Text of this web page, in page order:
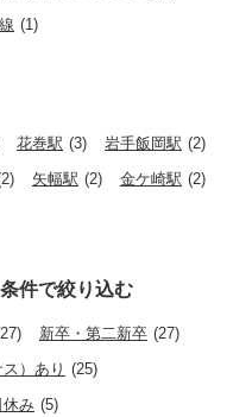
(1)
花巻駅 (3) 岩手飯岡駅 (2)
矢幅駅 (2) 金ケ崎駅 (2)
件で絞り込む
新卒・第二新卒 (27)
）あり (25)
休み (5)